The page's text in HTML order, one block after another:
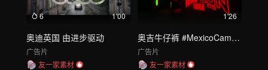
6 1'00
奥迪英国 由进步驱动
广告片
友一家素材
1'26
奥吉牛仔裤 #MexicoCampeón
广告片
友一家素材